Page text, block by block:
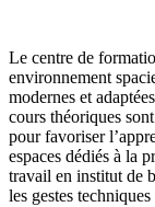
Le centre de
environnement
modernes et
cours théoriques
pour favoriser
espaces dédiés à la
travail en institut de
les gestes